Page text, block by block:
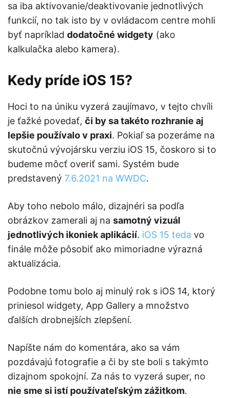
sa iba aktivovanie/deaktivovanie jednotlivých
funkcií, no tak isto by v ovládacom centre mohli
byť napríklad dodatočné widgety (ako
kalkulačka alebo kamera).
Kedy príde iOS 15?
Hoci to na úniku vyzerá zaujímavo, v tejto chvíli
je ťažké povedať, či by sa takéto rozhranie aj
lepšie používalo v praxi. Pokiaľ sa pozeráme na
skutočnú vývojársku verziu iOS 15, čoskoro si to
budeme môcť overiť sami. Systém bude
predstavený 7.6.2021 na WWDC.
Aby toho nebolo málo, dizajnéri sa podľa
obrázkov zamerali aj na samotný vizuál
jednotlivých ikoniek aplikácií. iOS 15 teda vo
finále môže pôsobiť ako mimoriadne výrazná
aktualizácia.
Podobne tomu bolo aj minulý rok s iOS 14, ktorý
priniesol widgety, App Gallery a množstvo
ďalších drobnejších zlepšení.
Napíšte nám do komentára, ako sa vám
pozdávajú fotografie a či by ste boli s takýmto
dizajnom spokojní. Za nás to vyzerá super, no
nie sme si istí používateľským zážitkom.